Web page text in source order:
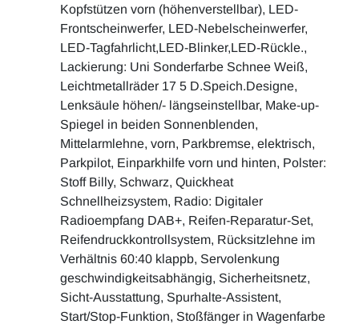
Kopfstützen vorn (höhenverstellbar), LED-
Frontscheinwerfer, LED-Nebelscheinwerfer,
LED-Tagfahrlicht,LED-Blinker,LED-Rückle.,
Lackierung: Uni Sonderfarbe Schnee Weiß,
Leichtmetallräder 17 5 D.Speich.Designe,
Lenksäule höhen/- längseinstellbar, Make-up-
Spiegel in beiden Sonnenblenden,
Mittelarmlehne, vorn, Parkbremse, elektrisch,
Parkpilot, Einparkhilfe vorn und hinten, Polster:
Stoff Billy, Schwarz, Quickheat
Schnellheizsystem, Radio: Digitaler
Radioempfang DAB+, Reifen-Reparatur-Set,
Reifendruckkontrollsystem, Rücksitzlehne im
Verhältnis 60:40 klappb, Servolenkung
geschwindigkeitsabhängig, Sicherheitsnetz,
Sicht-Ausstattung, Spurhalte-Assistent,
Start/Stop-Funktion, Stoßfänger in Wagenfarbe